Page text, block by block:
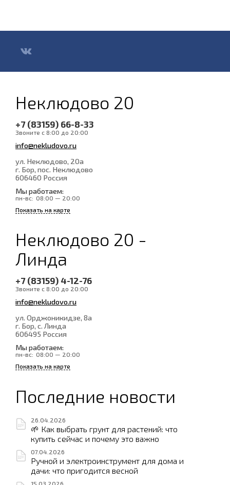
Неклюдово 20
+7 (83159) 66-8-33
Звоните с 8:00 до 20:00
info@nekludovo.ru
ул. Неклюдово, 20а
г. Бор, пос. Неклюдово
606460 Россия
Мы работаем:
пн-вс: 08:00 — 20:00
Показать на карте
Неклюдово 20 -
Линда
+7 (83159) 4-12-76
Звоните с 8:00 до 20:00
info@nekludovo.ru
ул. Орджоникидзе, 8а
г. Бор, с. Линда
606495 Россия
Мы работаем:
пн-вс: 08:00 — 20:00
Показать на карте
Последние новости
26.04.2026
🌱 Как выбрать грунт для растений: что
купить сейчас и почему это важно
07.04.2026
Ручной и электроинструмент для дома и
дачи: что пригодится весной
15.03.2026